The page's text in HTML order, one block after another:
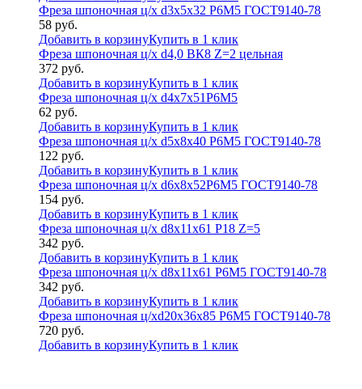
Фреза шпоночная ц/х d3х5х32 Р6М5 ГОСТ9140-78
58 руб.
Добавить в корзинуКупить в 1 клик
Фреза шпоночная ц/х d4,0 ВК8 Z=2 цельная
372 руб.
Добавить в корзинуКупить в 1 клик
Фреза шпоночная ц/х d4х7х51Р6М5
62 руб.
Добавить в корзинуКупить в 1 клик
Фреза шпоночная ц/х d5х8х40 Р6М5 ГОСТ9140-78
122 руб.
Добавить в корзинуКупить в 1 клик
Фреза шпоночная ц/х d6х8х52Р6М5 ГОСТ9140-78
154 руб.
Добавить в корзинуКупить в 1 клик
Фреза шпоночная ц/х d8х11х61 Р18 Z=5
342 руб.
Добавить в корзинуКупить в 1 клик
Фреза шпоночная ц/х d8х11х61 Р6М5 ГОСТ9140-78
342 руб.
Добавить в корзинуКупить в 1 клик
Фреза шпоночная ц/хd20х36х85 Р6М5 ГОСТ9140-78
720 руб.
Добавить в корзинуКупить в 1 клик